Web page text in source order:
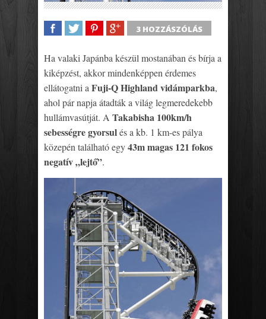
3 HOZZÁSZÓLÁS
Ha valaki Japánba készül mostanában és bírja a
kiképzést, akkor mindenképpen érdemes
ellátogatni a Fuji-Q Highland vidámparkba,
ahol pár napja átadták a világ legmeredekebb
hullámvasútját. A Takabisha 100km/h
sebességre gyorsulés a kb. 1 km-es pálya
közepén található egy43m magas 121 fokos
negatív „lejtő”.